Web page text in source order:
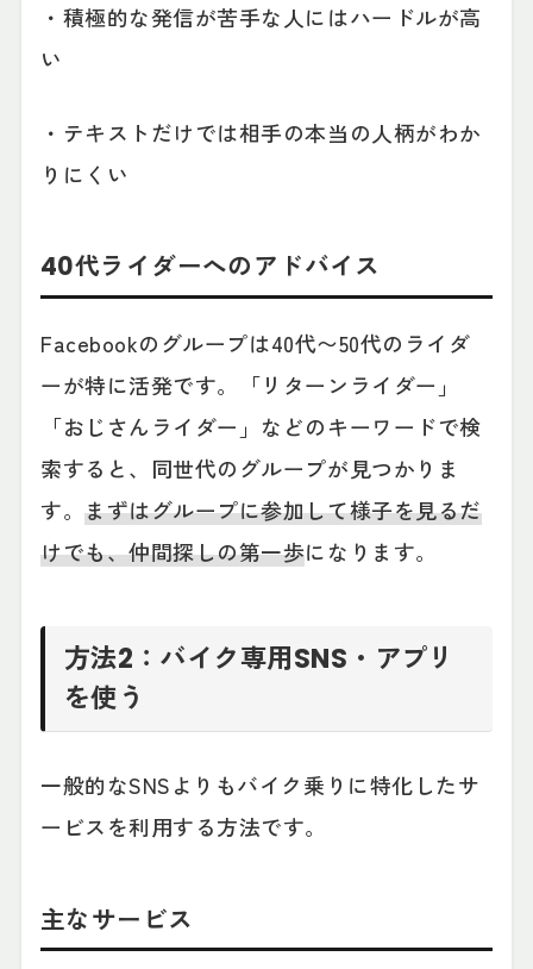
・積極的な発信が苦手な人にはハードルが高
い
・テキストだけでは相手の本当の人柄がわか
りにくい
40代ライダーへのアドバイス
Facebookのグループは40代〜50代のライダ
ーが特に活発です。「リターンライダー」
「おじさんライダー」などのキーワードで検
索すると、同世代のグループが見つかりま
す。まずはグループに参加して様子を見るだ
けでも、仲間探しの第一歩になります。
方法2：バイク専用SNS・アプリ
を使う
一般的なSNSよりもバイク乗りに特化したサ
ービスを利用する方法です。
主なサービス